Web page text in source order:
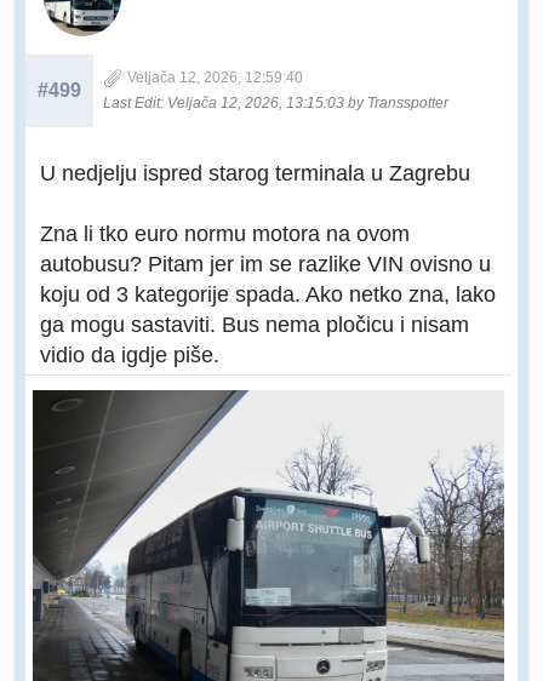
#499
Veljača 12, 2026, 12:59:40
Last Edit: Veljača 12, 2026, 13:15:03 by Transspotter
U nedjelju ispred starog terminala u Zagrebu
Zna li tko euro normu motora na ovom
autobusu? Pitam jer im se razlike VIN ovisno u
koju od 3 kategorije spada. Ako netko zna, lako
ga mogu sastaviti. Bus nema pločicu i nisam
vidio da igdje piše.